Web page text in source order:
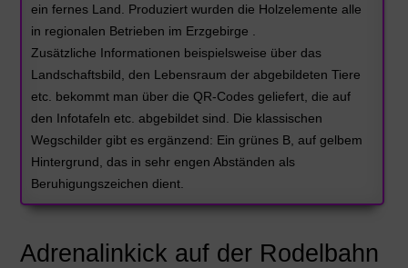
ein fernes Land. Produziert wurden die Holzelemente alle
in regionalen Betrieben im Erzgebirge .
Zusätzliche Informationen beispielsweise über das
Landschaftsbild, den Lebensraum der abgebildeten Tiere
etc. bekommt man über die QR-Codes geliefert, die auf
den Infotafeln etc. abgebildet sind. Die klassischen
Wegschilder gibt es ergänzend: Ein grünes B, auf gelbem
Hintergrund, das in sehr engen Abständen als
Beruhigungszeichen dient.
Adrenalinkick auf der Rodelbahn